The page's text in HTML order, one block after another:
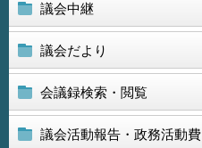
議会中継
議会だより
会議録検索・閲覧
議会活動報告・政務活動費